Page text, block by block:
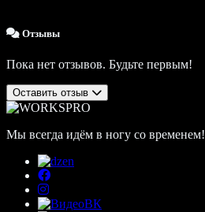
Отзывы
Пока нет отзывов. Будьте первым!
Оставить отзыв
Мы всегда идём в ногу со временем!